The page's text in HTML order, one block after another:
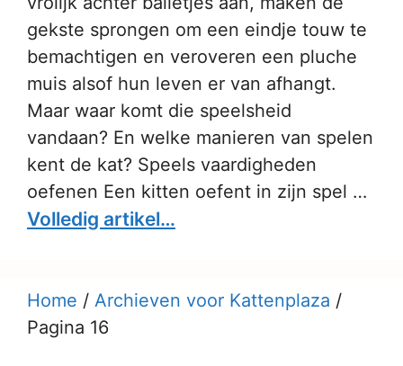
gekste sprongen om een eindje touw te
bemachtigen en veroveren een pluche
muis alsof hun leven er van afhangt.
Maar waar komt die speelsheid
vandaan? En welke manieren van spelen
kent de kat? Speels vaardigheden
oefenen Een kitten oefent in zijn spel …
Volledig artikel…
Home / Archieven voor Kattenplaza /
Pagina 16